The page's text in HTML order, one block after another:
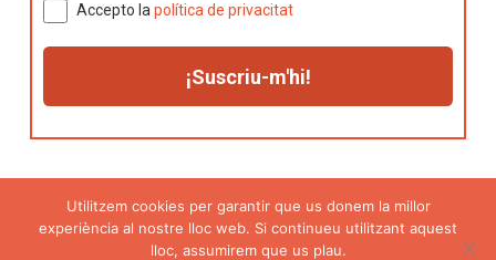
Accepto lapolítica de privacitat
Avís legal|Política de privacitat| Política de
Utilitzem cookies per garantir que us donem la millor
experiència al nostre lloc web. Si continueu utilitzant aquest
lloc, assumirem que us plau.